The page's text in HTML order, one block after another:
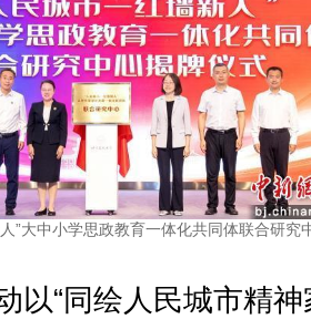
”大中小学思政教育一体化共同体联合研究
“同绘人民城市精神